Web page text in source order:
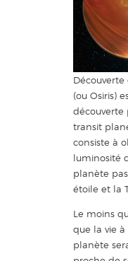
(ou Osiris)
transit
consiste à
luminosité
planète
étoile et la
Le moins
que la vie
planète